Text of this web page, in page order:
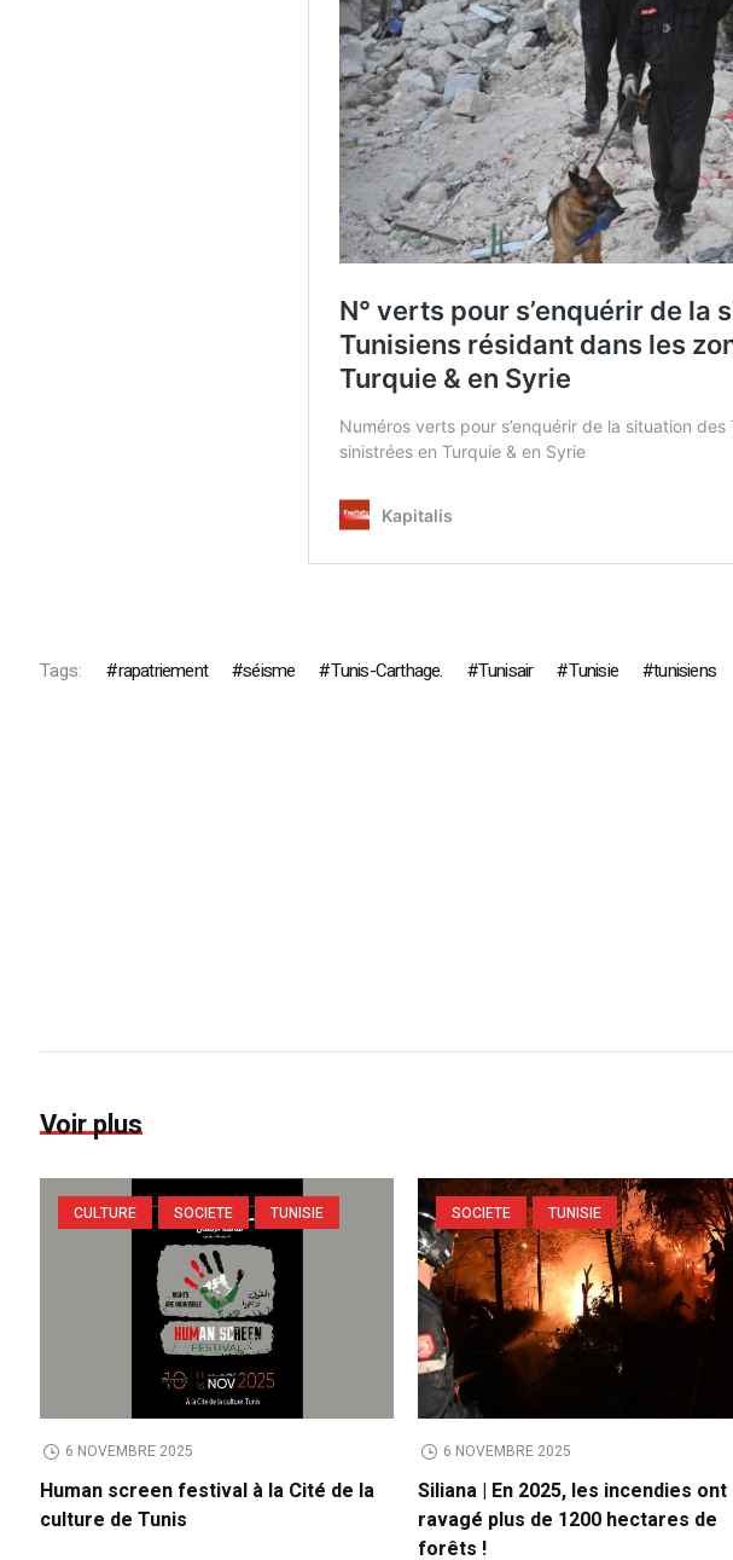
Tags: rapatriement séisme Tunis-Carthage. Tunisair Tunisie tunisiens
Voir plus
CULTURE SOCIETE TUNISIE
6 NOVEMBRE 2025
Human screen festival à la Cité de la
culture de Tunis
SOCIETE TUNISIE
6 NOVEMBRE 2025
Siliana | En 2025, les incendies ont
ravagé plus de 1200 hectares de
forêts !